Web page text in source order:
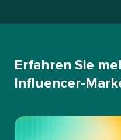
Erfahren Sie
Influencer-